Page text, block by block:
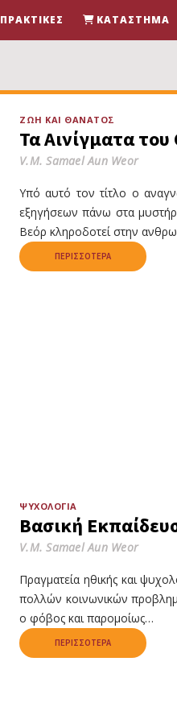
ΠΡΑΚΤΙΚΈΣ ΚΑΤΆΣΤΗΜΑ
ΖΩΉ ΚΑΙ ΘΆΝΑΤΟΣ
Τα Αινίγματα
V.M. Samael Aun Weor
Υπό αυτό τον τίτλο ο
εξηγήσεων πάνω στα
Βεόρ κληροδοτεί στην
ΠΕΡΙΣΣΌΤΕΡΑ
ΨΥΧΟΛΟΓΊΑ
Βασική
V.M. Samael Aun Weor
Πραγματεία ηθικής και
πολλών κοινωνικών
ο φόβος και παρομοίως…
ΠΕΡΙΣΣΌΤΕΡΑ